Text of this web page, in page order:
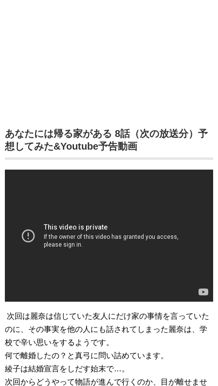
あなたには帰る家がある 8話（次の放送分）予
想してみた&Youtube予告動画
次回は麗奈は信じていた友人にだけ家の事情を言っていた
のに、その事実を他の人にも話されてしまった麗奈は、学
校で辛い思いをするようです。
何で離婚したの？と真弓に問い詰めています。
綾子は結婚宣言をしだす始末で…。
次回からどうやって物語が進んで行くのか、目が離せませ